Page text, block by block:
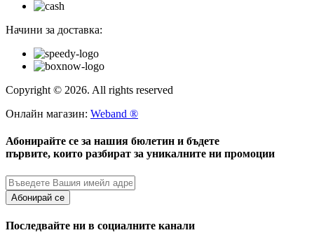
Начини за доставка:
Copyright © 2026. All rights reserved
Онлайн магазин: Weband ®
Абонирайте се за нашия бюлетин и бъдете
първите, които разбират за уникалните ни промоции
Абонирай се
Последвайте ни в социалните канали